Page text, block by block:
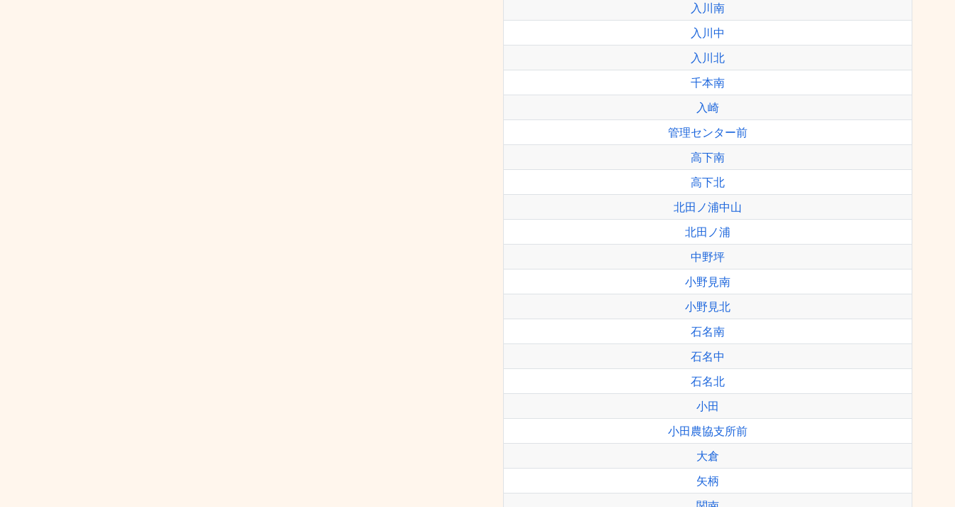
入川南
入川中
入川北
千本南
入崎
管理センター前
高下南
高下北
北田ノ浦中山
北田ノ浦
中野坪
小野見南
小野見北
石名南
石名中
石名北
小田
小田農協支所前
大倉
矢柄